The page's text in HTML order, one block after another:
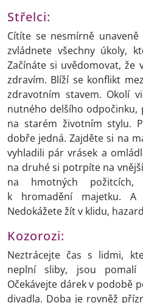
Střelci:
Cítíte se nesmírně
zvládnete všechny úkoly,
Začínáte si uvědomovat, že
zdravím. Blíží se konflikt
zdravotním stavem. Okolí
nutného delšího
na starém životním stylu.
dobře jedná. Zajděte si na
vyhladili pár vrásek a
na druhé si potrpíte na
na hmotných požitcích,
k hromadění majetku.
Nedokážete žít v klidu,
Kozorozi:
Neztrácejte čas s lidmi,
neplní sliby, jsou pomalí
Očekávejte dárek v podobě
divadla. Doba je rovněž